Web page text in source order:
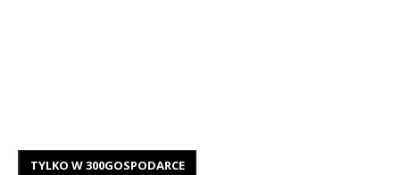
TYLKO W 300GOSPODARCE